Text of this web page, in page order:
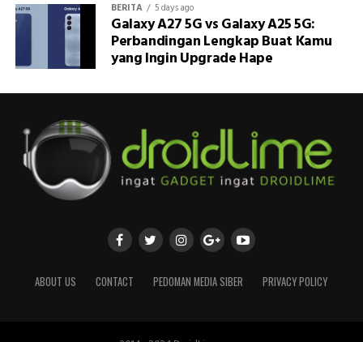
BERITA 5 days ago
Galaxy A27 5G vs Galaxy A25 5G:
Perbandingan Lengkap Buat Kamu
yang Ingin Upgrade Hape
ABOUT US CONTACT PEDOMAN MEDIA SIBER PRIVACY POLICY